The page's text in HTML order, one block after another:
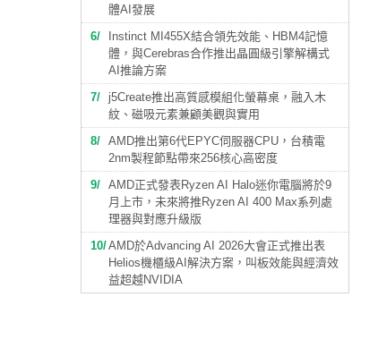
體AI發展
6
Instinct MI455X結合領先效能、HBM4記憶
體，與Cerebras合作推出晶圓級引擎解構式
AI推論方案
7
j5Create推出高質感模組化螢幕桌，融入木
紋、磁吸元素兼顧美觀與實用
8
AMD推出第6代EPYC伺服器CPU，台積電
2nm製程節點帶來256核心高密度
9
AMD正式發表Ryzen AI Halo迷你電腦將於9
月上市，未來將推Ryzen AI 400 Max系列處
理器與對應升級版
10 AMD於Advancing AI 2026大會正式推出表
Helios機櫃級AI解決方案，叫板效能與經濟效
益超越NVIDIA